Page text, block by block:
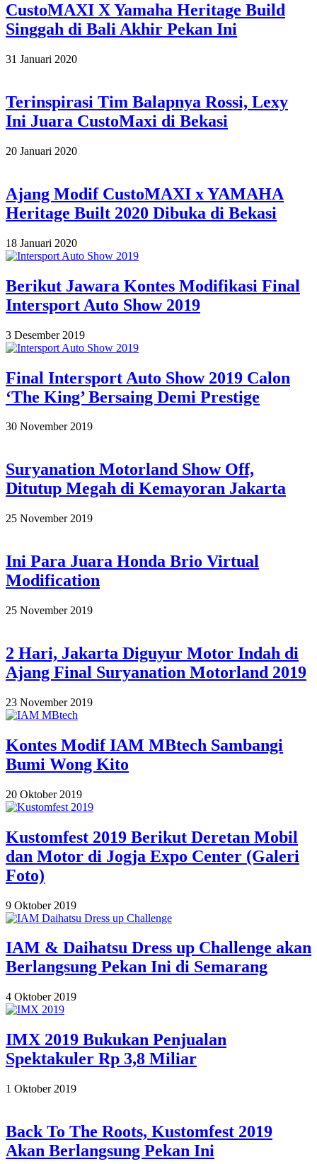
CustoMAXI X Yamaha Heritage Build
Singgah di Bali Akhir Pekan Ini
2020-
31 Januari 2020
Terinspirasi Tim Balapnya Rossi, Lexy
Ini Juara CustoMaxi di Bekasi
2020-
20 Januari 2020
Ajang Modif CustoMAXI x YAMAHA
Heritage Built 2020 Dibuka di Bekasi
2020-
01-
18 Januari 2020
Berikut Jawara Kontes Modifikasi Final
Intersport Auto Show 2019
2019-
12-
3 Desember 2019
Final Intersport Auto Show 2019 Calon
‘The King’ Bersaing Demi Prestige
2019-
30 November 2019
Suryanation Motorland Show Off,
Ditutup Megah di Kemayoran Jakarta
2019-
25 November 2019
Ini Para Juara Honda Brio Virtual
Modification
2019-
25 November 2019
2 Hari, Jakarta Diguyur Motor Indah di
Ajang Final Suryanation Motorland 2019
2019-
11-
23 November 2019
Kontes Modif IAM MBtech Sambangi
Bumi Wong Kito
2019-
10-
20 Oktober 2019
Kustomfest 2019 Berikut Deretan Mobil
dan Motor di Jogja Expo Center (Galeri
Foto)
2019-
10-
9 Oktober 2019
IAM & Daihatsu Dress up Challenge akan
Berlangsung Pekan Ini di Semarang
2019-
10-
4 Oktober 2019
IMX 2019 Bukukan Penjualan
Spektakuler Rp 3,8 Miliar
2019-
1 Oktober 2019
Back To The Roots, Kustomfest 2019
Akan Berlangsung Pekan Ini